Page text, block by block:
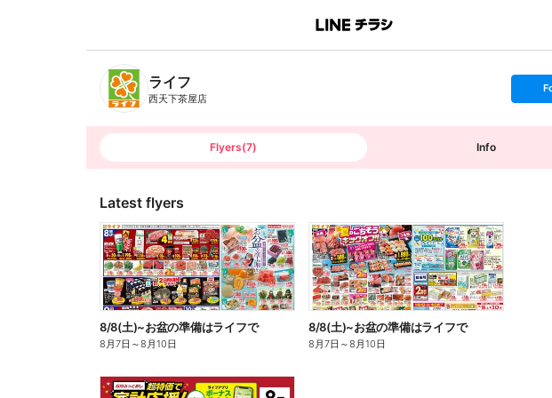
B
n
T
ライフ
西天下茶屋店
s
t
o
Flyers(7) Info
Latest flyers
8/8(土)~お盆の準備はライフで
8月7日 ～8月10日
8/8(土)~お盆の準備はライフで
8月7日 ～8月10日